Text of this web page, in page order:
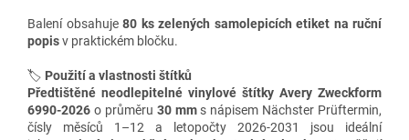
Balení obsahuje 80 ks zelených samolepicích etiket na ruční
popisv praktickém bločku.
🏷️ Použití a vlastnosti štítků
Předtištěné neodlepitelné vinylové štítky Avery Zweckform
6990-2026 o průměru 30 mms nápisem Nächster Prüftermin,
čísly měsíců 1–12 a letopočty 2026-2031 jsou ideální